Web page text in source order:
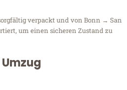
verpackt und von Bonn → San
um einen sicheren Zustand zu